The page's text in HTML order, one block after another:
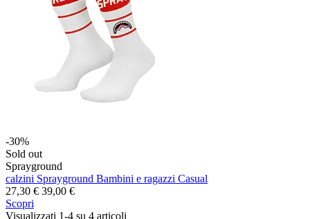
-30%
Sold out
Sprayground
calzini Sprayground Bambini e ragazzi Casual
27,30 € 39,00 €
Scopri
Visualizzati 1-4 su 4 articoli